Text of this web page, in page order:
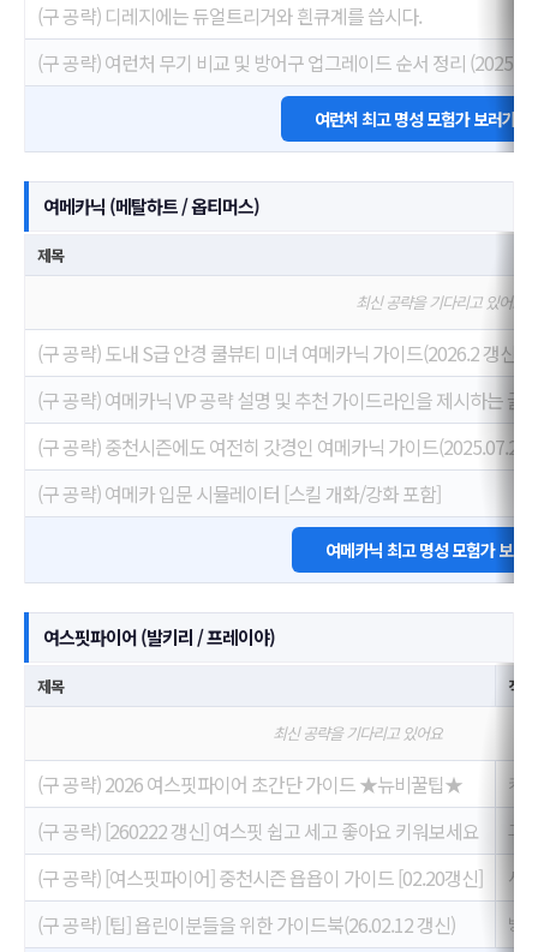
(구 공략) 디레지에는 듀얼트리거와 흰큐계를 씁시다.
(구 공략) 여런처 무기 비교 및 방어구 업그레이드 순서 정리 (2025.
여런처 최고 명성 모험가 보러가기
여메카닉 (메탈하트 / 옵티머스)
제목
최신 공략을 기다리고 있어요
(구 공략) 도내 S급 안경 쿨뷰티 미녀 여메카닉 가이드(2026.2 갱신)
(구 공략) 여메카닉 VP 공략 설명 및 추천 가이드라인을 제시하는 글
(구 공략) 중천시즌에도 여전히 갓경인 여메카닉 가이드(2025.07.25
(구 공략) 여메카 입문 시뮬레이터 [스킬 개화/강화 포함]
여메카닉 최고 명성 모험가 보러
여스핏파이어 (발키리 / 프레이야)
제목 작
최신 공략을 기다리고 있어요
(구 공략) 2026 여스핏파이어 초간단 가이드 ★뉴비꿀팁★ 키
(구 공략) [260222 갱신] 여스핏 쉽고 세고 좋아요 키워보세요 그
(구 공략) [여스핏파이어] 중천시즌 욥욥이 가이드 [02.20갱신] 시
(구 공략) [팁] 욥린이분들을 위한 가이드북(26.02.12 갱신) 방